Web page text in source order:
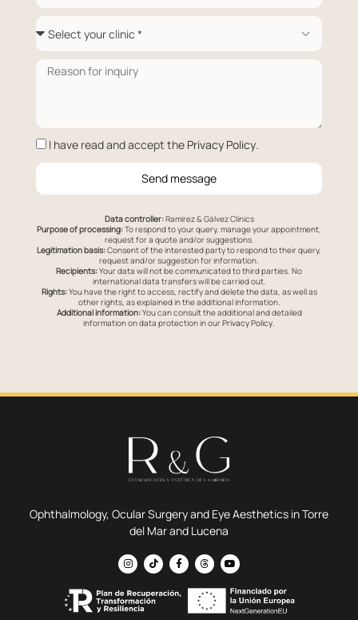
I have read and accept the Privacy Policy.
Send message
Data controller:Ramírez & Gálvez Clinics
Purpose of processing:To respond to your query, manage your appointment,
request for a quote and/or suggestions.
Legitimation basis:Consent of the interested party to respond to their query,
request and/or suggestion for information.
Recipients:Your data will not be communicated to third parties. No
international data transfers will be carried out.
Rights:You have the right to access, rectify and delete the data, as well as
other rights, as explained in the additional information.
Additional information:You can consult the additional and detailed
information on data protection in ourPrivacy Policy.
Ophthalmology, Ocular Surgery and Eye Aesthetics in Torre
del Mar and Lucena